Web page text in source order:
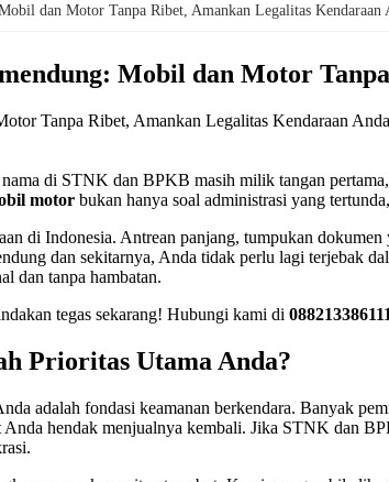
dan Motor Tanpa Ribet, Amankan Legalitas Kendaraan
Mobil dan Motor
di STNK dan BPKB masih milik tangan
motor bukan hanya soal administrasi yang
di Indonesia. Antrean panjang, tumpukan
dan sekitarnya, Anda tidak perlu lagi terjebak
dan tanpa hambatan.
tegas sekarang! Hubungi kami di 088213386111
Prioritas Utama Anda?
adalah fondasi keamanan berkendara. Banyak
hendak menjualnya kembali. Jika STNK dan